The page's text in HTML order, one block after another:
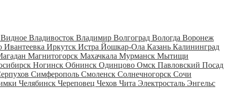
Видное Владивосток Владимир Волгоград Вологда Воронеж
Ивантеевка Иркутск Истра Йошкар-Ола Казань Калининград
Магнитогорск Махачкала Мурманск Мытищи
Ногинск Обнинск Одинцово Омск Павловский Посад
Симферополь Смоленск Солнечногорск Сочи
Челябинск Череповец Чехов Чита Электросталь Энгельс